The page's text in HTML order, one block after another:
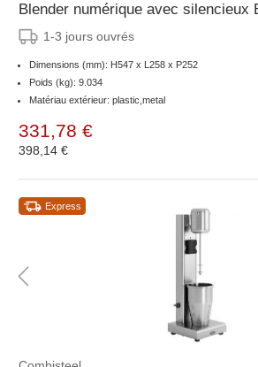
Blender numérique avec silencieux
1-3 jours ouvrés
Dimensions (mm): H547 x L258 x P252
Poids (kg): 9.034
Matériau extérieur: plastic,metal
331,78 €
398,14 €
Express